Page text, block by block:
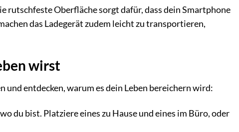
rutschfeste Oberfläche sorgt dafür, dass dein Smartphone
das Ladegerät zudem leicht zu transportieren,
wirst
und entdecken, warum es dein Leben bereichern wird:
du bist. Platziere eines zu Hause und eines im Büro, oder